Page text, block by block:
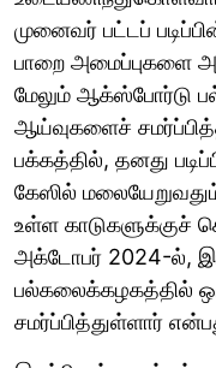
முனைவர் பட்டப்
பாறை அமைப்புகளை
மேலும் ஆக்ஸ்போர்டு
ஆய்வுகளைச்
பக்கத்தில், தனது
கேஸில்
உள்ள காடுகளுக்குச்
அக்டோபர் 2024-ல்,
பல்கலைக்கழகத்தில்
சமர்ப்பித்துள்ளார்